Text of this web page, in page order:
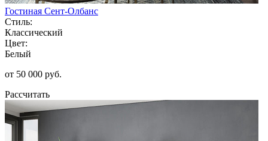
Гостиная Сент-Олбанс
Стиль:
Классический
Цвет:
Белый
от 50 000 руб.
Рассчитать